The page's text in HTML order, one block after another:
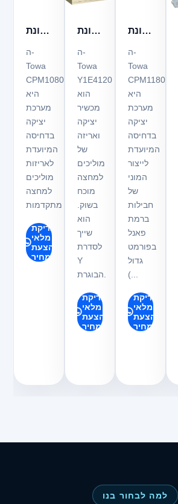
מכונת
טואה
CPM1080
ה-
Towa
CPM1080
היא
מערכת
יציקה
בדחיסה
המיועדת
לאריזות
מוליכים
למחצה
מתקדמות
בדיקת
מלאי
והצעת
מחיר
מכונת
טואה
Y1E4120
ה-
Towa
Y1E4120
הוא
מכשיר
יציקה
ואריזה
של
מוליכים
למחצה
מוכח
בשוק.
הוא
שייך
לסדרת
Y
הבוגרת.
בדיקת
מלאי
והצעת
מחיר
מכונת
Towa
CPM1180
ה-
Towa
CPM1180
היא
מערכת
יציקה
בדחיסה
המיועדת
לייצור
המוני
של
חבילות
ברמת
פאנל
בפורמט
גדול
(...
בדיקת
מלאי
והצעת
מחיר
למה לבחור בנו